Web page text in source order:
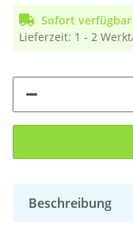
Sofort verfügbar
Lieferzeit: 1 - 2
Beschreibung